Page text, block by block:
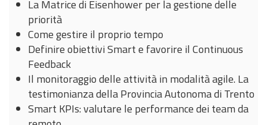
La Matrice di Eisenhower per la gestione delle
priorità
Come gestire il proprio tempo
Definire obiettivi Smart e favorire il Continuous
Feedback
Il monitoraggio delle attività in modalità agile. La
testimonianza della Provincia Autonoma di Trento
Smart KPIs: valutare le performance dei team da